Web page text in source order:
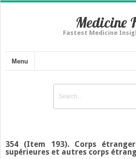
Medicine
Fastest Medicine
Menu
354 (Item 193). Corps
supérieures et autres corps